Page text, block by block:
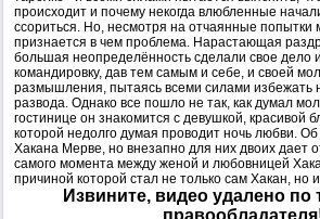
происходит и почему некогда влюбленные
ссориться. Но, несмотря на отчаянные попытки
признается в чем проблема. Нарастающая
большая неопределённость сделали свое дело
командировку, дав тем самым и себе, и своей
размышления, пытаясь всеми силами избежать
развода. Однако все пошло не так, как думал
гостинице он знакомится с девушкой, красивой
которой недолго думая проводит ночь любви.
Хакана Мерве, но внезапно для них двоих дает
самого момента между женой и любовницей
причиной которой стал не только сам Хакан,
Извините, видео удалено по